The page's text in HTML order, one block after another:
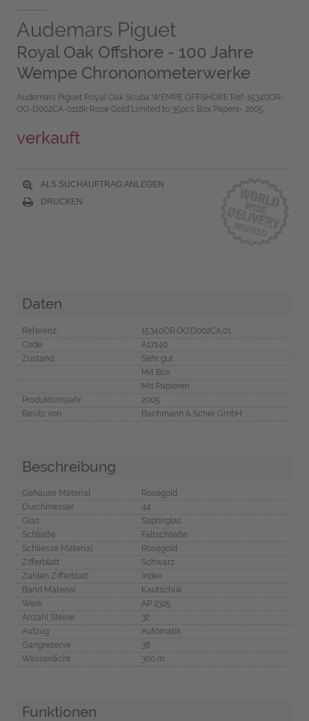
Audemars Piguet
Royal Oak Offshore - 100 Jahre
Wempe Chrononometerwerke
Audemars Piguet Royal Oak Scuba WEMPE OFFSHORE Ref-15340OR-
OO-D002CA-0118k Rose Gold Limited to 35pcs Box Papers- 2005
verkauft
ALS SUCHAUFTRAG ANLEGEN
DRUCKEN
Daten
Referenz
15340OR.OO.D002CA.01
Code
A17140
Zustand
Sehr gut
Mit Box
Mit Papieren
Produktionsjahr
2005
Besitz von
Bachmann & Scher GmbH
Beschreibung
Gehäuse Material
Roségold
Durchmesser
44
Glas
Saphirglas
Schließe
Faltschließe
Schliesse Material
Roségold
Zifferblatt
Schwarz
Zahlen Zifferblatt
Index
Band Material
Kautschuk
Werk
AP 2325
Anzahl Steine
32
Aufzug
Automatik
Gangreserve
38
Wasserdicht
300 m
Funktionen